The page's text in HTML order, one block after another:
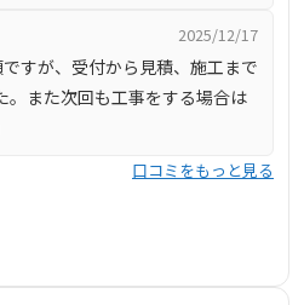
せた最適な提案を心掛けていま
2025/12/17
ですが、受付から見積、施工まで
。また次回も工事をする場合は
口コミをもっと見る